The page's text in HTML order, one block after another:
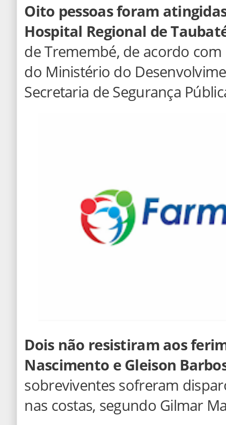
Oito pessoas foram
Hospital Regional de
de Tremembé, de acordo
do Ministério do
Secretaria de Segurança
Dois não resistiram aos
Nascimento e Gleison
sobreviventes sofreram
nas costas, segundo Gilmar